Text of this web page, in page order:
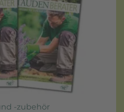
-zubehör